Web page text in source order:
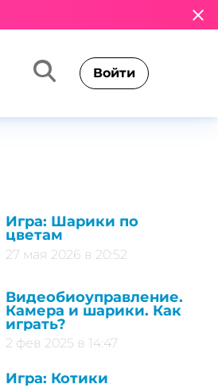
Войти
Игра: Шарики по
цветам
27 мая 2026 в 20:52
Видеобиоуправление.
Камера и шарики. Как
играть?
2 фев 2025 в 14:47
Игра: Котики